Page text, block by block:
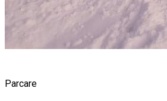
Parcare